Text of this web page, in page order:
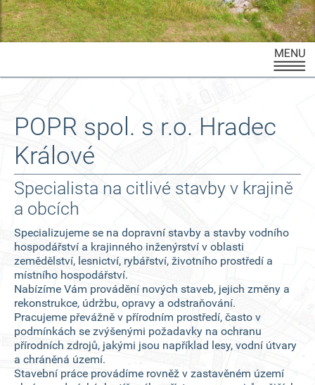
POPR spol. s r.o. Hradec
Králové
Specialista na citlivé stavby v krajině
a obcích
Specializujeme se na dopravní stavby a stavby vodního
hospodářství a krajinného inženýrství v oblasti
zemědělství, lesnictví, rybářství, životního prostředí a
místního hospodářství.
Nabízíme Vám provádění nových staveb, jejich změny a
rekonstrukce, údržbu, opravy a odstraňování.
Pracujeme převážně v přírodním prostředí, často v
podmínkách se zvýšenými požadavky na ochranu
přírodních zdrojů, jakými jsou například lesy, vodní útvary
a chráněná území.
Stavební práce provádíme rovněž v zastavěném území